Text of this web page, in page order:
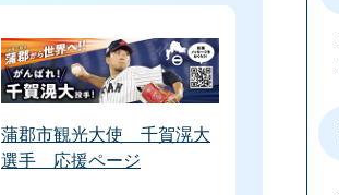
蒲郡市観光大使 千賀滉大
選手 応援ページ